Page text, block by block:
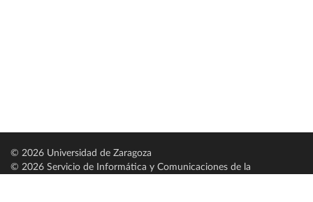
© 2026 Universidad de Zaragoza
© 2026 Servicio de Informática y Comunicaciones de la